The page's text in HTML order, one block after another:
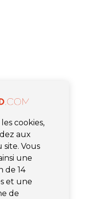
cookies,
aux
Vous
une
de 14
et une
de